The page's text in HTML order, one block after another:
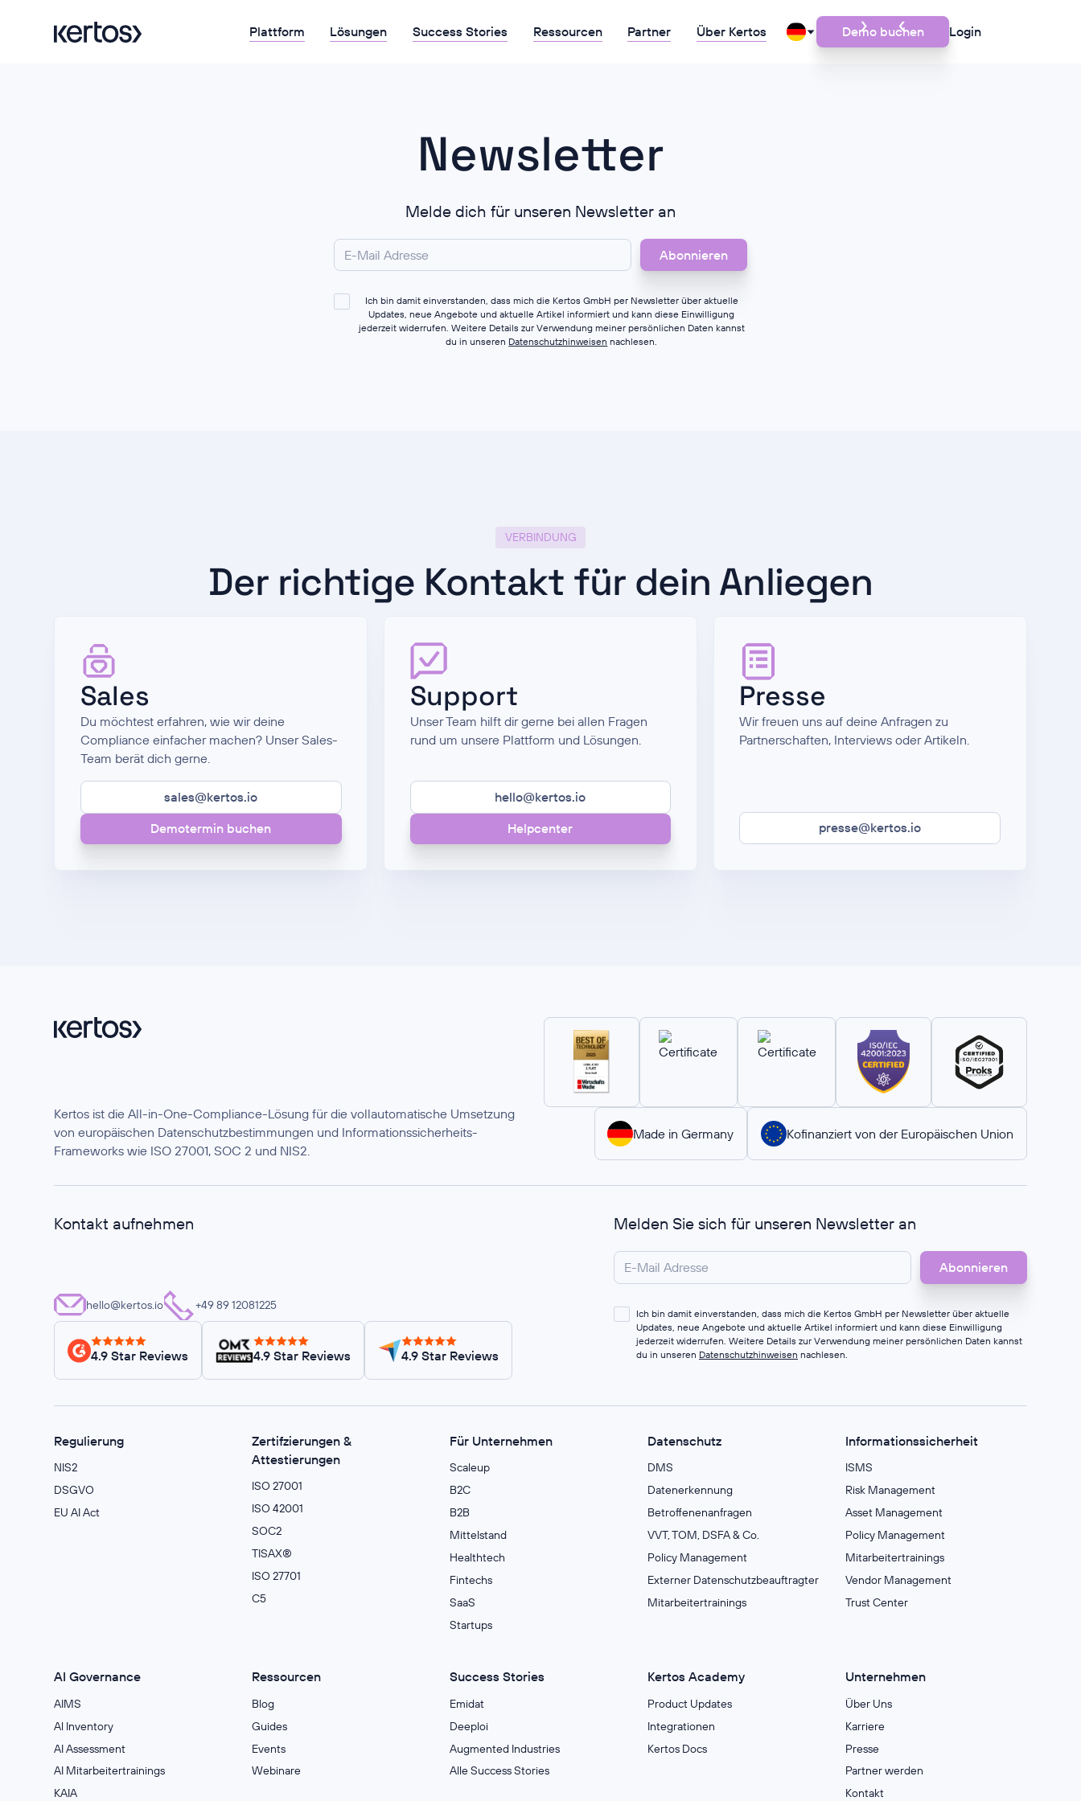
Plattform Lösungen Success Stories Ressourcen Partner Über Kertos Demo buchen Login
Newsletter
Melde dich für unseren Newsletter an
Ich bin damit einverstanden, dass mich die Kertos GmbH per Newsletter über aktuelle
Updates, neue Angebote und aktuelle Artikel informiert und kann diese Einwilligung
jederzeit widerrufen. Weitere Details zur Verwendung meiner persönlichen Daten kannst
du in unseren Datenschutzhinweisen nachlesen.
VERBINDUNG
Der richtige Kontakt für dein Anliegen
Sales
Du möchtest erfahren, wie wir deine
Compliance einfacher machen? Unser Sales-
Team berät dich gerne.
sales@kertos.io
Demotermin buchen
Support
Unser Team hilft dir gerne bei allen Fragen
rund um unsere Plattform und Lösungen.
hello@kertos.io
Helpcenter
Presse
Wir freuen uns auf deine Anfragen zu
Partnerschaften, Interviews oder Artikeln.
presse@kertos.io
Kertos ist die All-in-One-Compliance-Lösung für die vollautomatische Umsetzung
von europäischen Datenschutzbestimmungen und Informationssicherheits-
Frameworks wie ISO 27001, SOC 2 und NIS2.
Made in Germany Kofinanziert von der Europäischen Union
Kontakt aufnehmen
hello@kertos.io +49 89 12081225
4.9 Star Reviews 4.9 Star Reviews 4.9 Star Reviews
Melden Sie sich für unseren Newsletter an
Ich bin damit einverstanden, dass mich die Kertos GmbH per Newsletter über aktuelle
Updates, neue Angebote und aktuelle Artikel informiert und kann diese Einwilligung
jederzeit widerrufen. Weitere Details zur Verwendung meiner persönlichen Daten kannst
du in unseren Datenschutzhinweisen nachlesen.
Regulierung
NIS2
DSGVO
EU AI Act
Zertifzierungen &
Attestierungen
ISO 27001
ISO 42001
SOC2
TISAX®
ISO 27701
C5
Für Unternehmen
Scaleup
B2C
B2B
Mittelstand
Healthtech
Fintechs
SaaS
Startups
Datenschutz
DMS
Datenerkennung
Betroffenenanfragen
VVT, TOM, DSFA & Co.
Policy Management
Externer Datenschutzbeauftragter
Mitarbeitertrainings
Informationssicherheit
ISMS
Risk Management
Asset Management
Policy Management
Mitarbeitertrainings
Vendor Management
Trust Center
AI Governance
AIMS
Al Inventory
AI Assessment
AI Mitarbeitertrainings
KAIA
Ressourcen
Blog
Guides
Events
Webinare
Success Stories
Emidat
Deeploi
Augmented Industries
Alle Success Stories
Kertos Academy
Product Updates
Integrationen
Kertos Docs
Unternehmen
Über Uns
Karriere
Presse
Partner werden
Kontakt